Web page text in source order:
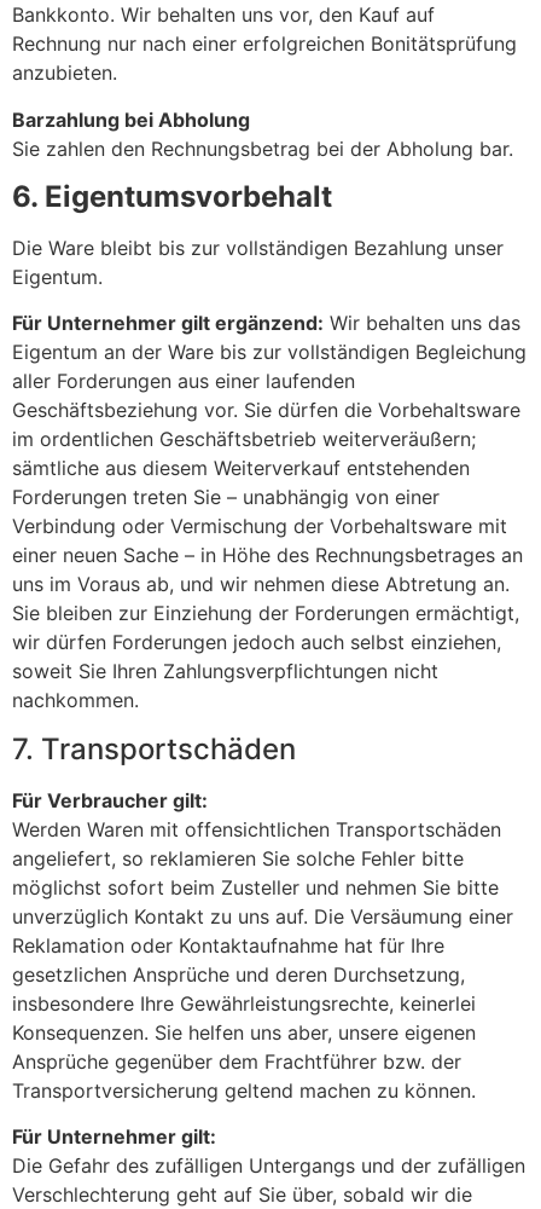
Bankkonto. Wir behalten uns vor, den Kauf auf
Rechnung nur nach einer erfolgreichen Bonitätsprüfung
anzubieten.
Barzahlung bei Abholung
Sie zahlen den Rechnungsbetrag bei der Abholung bar.
6. Eigentumsvorbehalt
Die Ware bleibt bis zur vollständigen Bezahlung unser
Eigentum.
Für Unternehmer gilt ergänzend: Wir behalten uns das
Eigentum an der Ware bis zur vollständigen Begleichung
aller Forderungen aus einer laufenden
Geschäftsbeziehung vor. Sie dürfen die Vorbehaltsware
im ordentlichen Geschäftsbetrieb weiterveräußern;
sämtliche aus diesem Weiterverkauf entstehenden
Forderungen treten Sie – unabhängig von einer
Verbindung oder Vermischung der Vorbehaltsware mit
einer neuen Sache – in Höhe des Rechnungsbetrages an
uns im Voraus ab, und wir nehmen diese Abtretung an.
Sie bleiben zur Einziehung der Forderungen ermächtigt,
wir dürfen Forderungen jedoch auch selbst einziehen,
soweit Sie Ihren Zahlungsverpflichtungen nicht
nachkommen.
7. Transportschäden
Für Verbraucher gilt:
Werden Waren mit offensichtlichen Transportschäden
angeliefert, so reklamieren Sie solche Fehler bitte
möglichst sofort beim Zusteller und nehmen Sie bitte
unverzüglich Kontakt zu uns auf. Die Versäumung einer
Reklamation oder Kontaktaufnahme hat für Ihre
gesetzlichen Ansprüche und deren Durchsetzung,
insbesondere Ihre Gewährleistungsrechte, keinerlei
Konsequenzen. Sie helfen uns aber, unsere eigenen
Ansprüche gegenüber dem Frachtführer bzw. der
Transportversicherung geltend machen zu können.
Für Unternehmer gilt:
Die Gefahr des zufälligen Untergangs und der zufälligen
Verschlechterung geht auf Sie über, sobald wir die